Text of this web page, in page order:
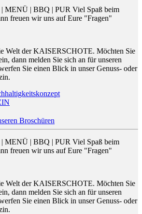
MENÜ | BBQ | PUR Viel Spaß beim
freuen wir uns auf Eure "Fragen"
Welt der KAISERSCHOTE. Möchten Sie
dann melden Sie sich an für unseren
Sie einen Blick in unser Genuss- oder
Broschüren
MENÜ | BBQ | PUR Viel Spaß beim
freuen wir uns auf Eure "Fragen"
Welt der KAISERSCHOTE. Möchten Sie
dann melden Sie sich an für unseren
Sie einen Blick in unser Genuss- oder